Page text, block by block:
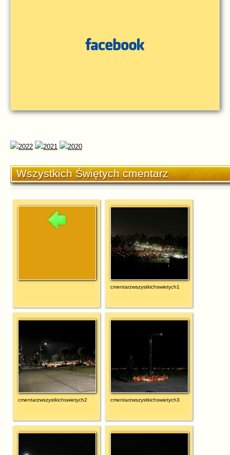
Wszystkich Świętych cmentarz
cmentarzwszystkichswietych1
cmentarzwszystkichswietych2 cmentarzwszystkichswietych3